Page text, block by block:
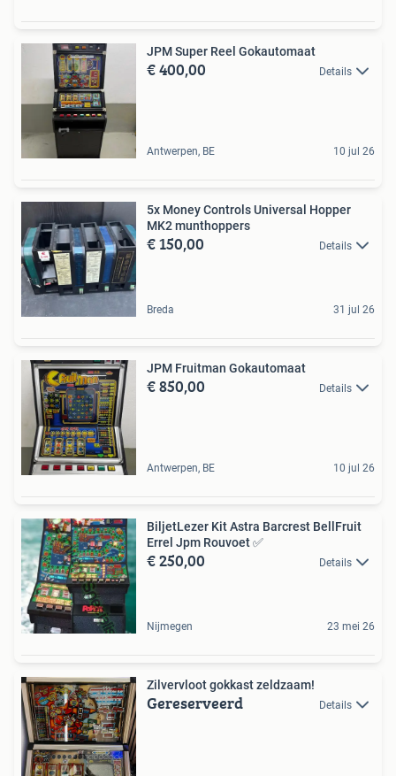
JPM Super Reel Gokautomaat
€ 400,00 Details
Antwerpen, BE 10 jul 26
5x Money Controls Universal Hopper
MK2 munthoppers
€ 150,00 Details
Breda 31 jul 26
JPM Fruitman Gokautomaat
€ 850,00 Details
Antwerpen, BE 10 jul 26
BiljetLezer Kit Astra Barcrest BellFruit
Errel Jpm Rouvoet ✅
€ 250,00 Details
Nijmegen 23 mei 26
Zilvervloot gokkast zeldzaam!
Gereserveerd Details